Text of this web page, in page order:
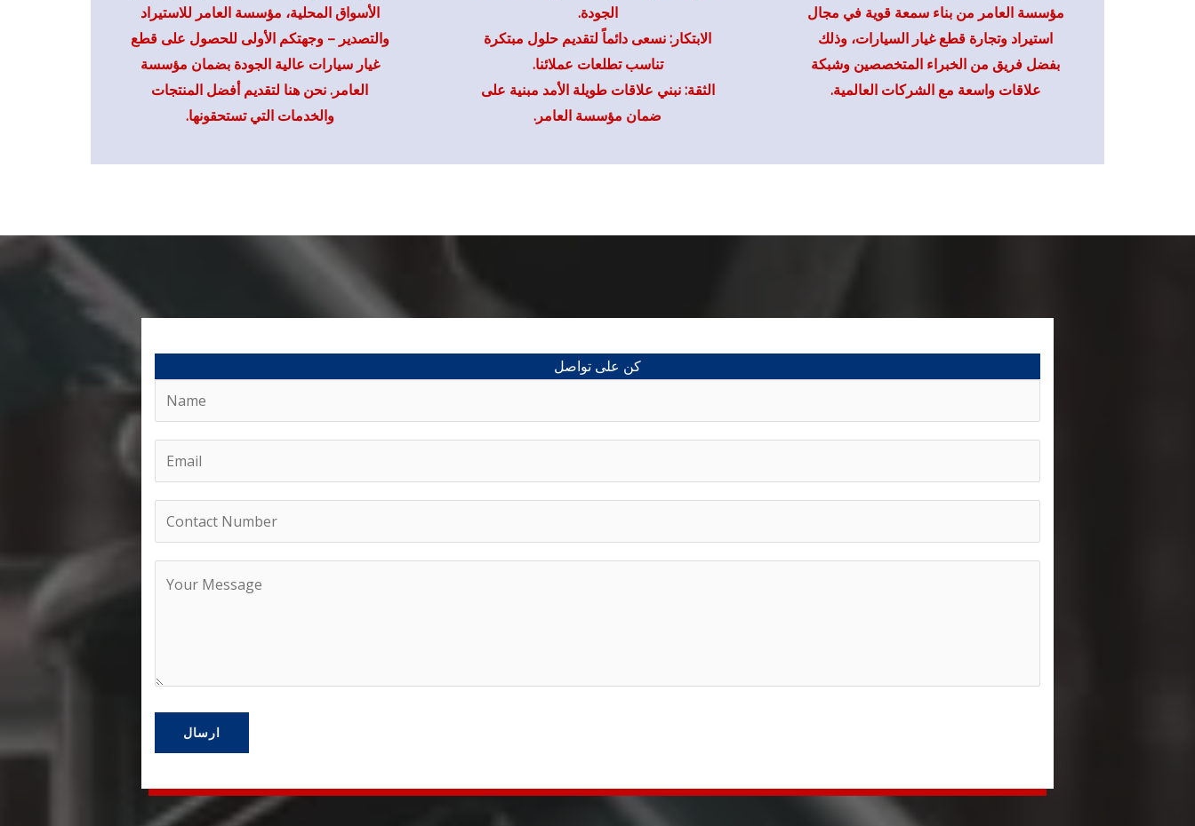
مؤسسة العامر من بناء سمعة قوية في مجال
استيراد وتجارة قطع غيار السيارات، وذلك
بفضل فريق من الخبراء المتخصصين وشبكة
علاقات واسعة مع الشركات العالمية.
الجودة.
الابتكار: نسعى دائماً لتقديم حلول مبتكرة
تناسب تطلعات عملائنا.
الثقة: نبني علاقات طويلة الأمد مبنية على
ضمان مؤسسة العامر.
الأسواق المحلية، مؤسسة العامر للاستيراد
والتصدير – وجهتكم الأولى للحصول على قطع
غيار سيارات عالية الجودة بضمان مؤسسة
العامر. نحن هنا لتقديم أفضل المنتجات
والخدمات التي تستحقونها.
كن على تواصل
ارسال